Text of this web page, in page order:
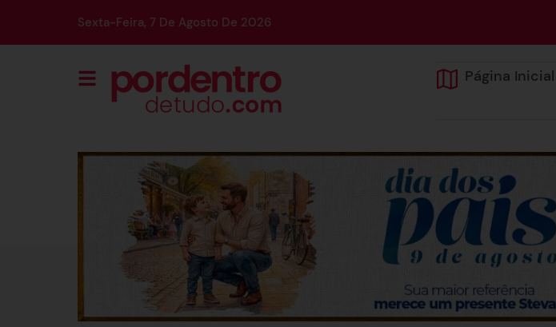
Sexta-Feira, 7 De Agosto De 2026
Página Inicial